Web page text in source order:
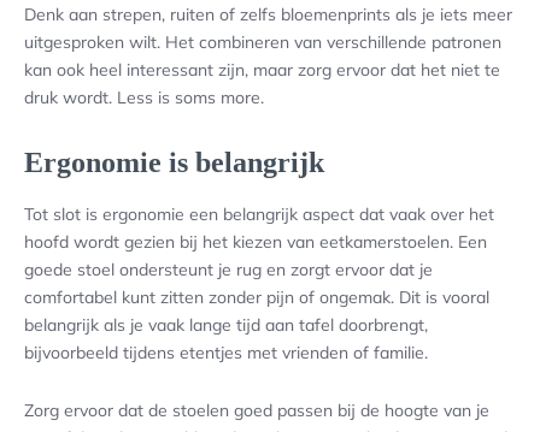
Denk aan strepen, ruiten of zelfs bloemenprints als je iets meer
uitgesproken wilt. Het combineren van verschillende patronen
kan ook heel interessant zijn, maar zorg ervoor dat het niet te
druk wordt. Less is soms more.
Ergonomie is belangrijk
Tot slot is ergonomie een belangrijk aspect dat vaak over het
hoofd wordt gezien bij het kiezen van eetkamerstoelen. Een
goede stoel ondersteunt je rug en zorgt ervoor dat je
comfortabel kunt zitten zonder pijn of ongemak. Dit is vooral
belangrijk als je vaak lange tijd aan tafel doorbrengt,
bijvoorbeeld tijdens etentjes met vrienden of familie.
Zorg ervoor dat de stoelen goed passen bij de hoogte van je